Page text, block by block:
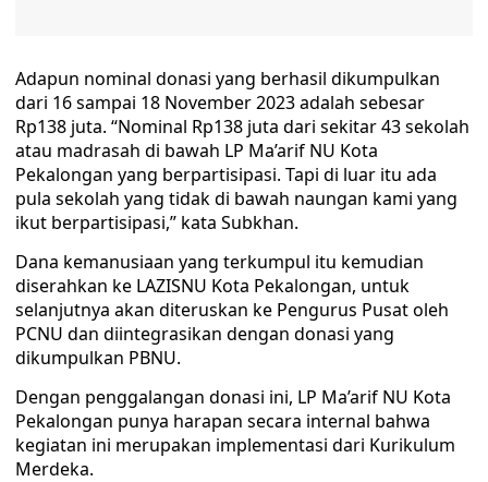
Adapun nominal donasi yang berhasil dikumpulkan
dari 16 sampai 18 November 2023 adalah sebesar
Rp138 juta. “Nominal Rp138 juta dari sekitar 43 sekolah
atau madrasah di bawah LP Ma’arif NU Kota
Pekalongan yang berpartisipasi. Tapi di luar itu ada
pula sekolah yang tidak di bawah naungan kami yang
ikut berpartisipasi,” kata Subkhan.
Dana kemanusiaan yang terkumpul itu kemudian
diserahkan ke LAZISNU Kota Pekalongan, untuk
selanjutnya akan diteruskan ke Pengurus Pusat oleh
PCNU dan diintegrasikan dengan donasi yang
dikumpulkan PBNU.
Dengan penggalangan donasi ini, LP Ma’arif NU Kota
Pekalongan punya harapan secara internal bahwa
kegiatan ini merupakan implementasi dari Kurikulum
Merdeka.